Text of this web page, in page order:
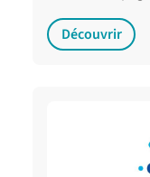
Découvrir